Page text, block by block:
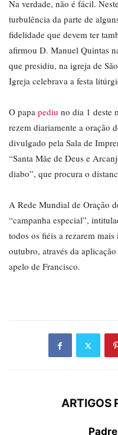
Na verdade, não é fácil.
turbulência da parte de
fidelidade que devem ter
afirmou D. Manuel Quintas
que presidiu, na igreja de
Igreja celebrava a festa
O papa pediu no dia 1 deste
rezem diariamente a oração
divulgado pela Sala de
“Santa Mãe de Deus e
diabo”, que procura o
A Rede Mundial de Oração
“campanha especial”,
todos os fiéis a rezarem
outubro, através da
apelo de Francisco.
ARTIGOS